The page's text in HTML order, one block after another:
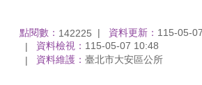
點閱數： 142225 資料更新： 115-05-
資料檢視： 115-05-07 10:48
資料維護： 臺北市大安區公所